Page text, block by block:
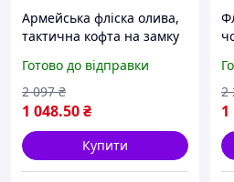
Армейська фліска олива,
тактична кофта на замку
кофта хакі S Ne2kx
Готово до відправки
1 048.50₴
2 097 ₴
Купити
1
2